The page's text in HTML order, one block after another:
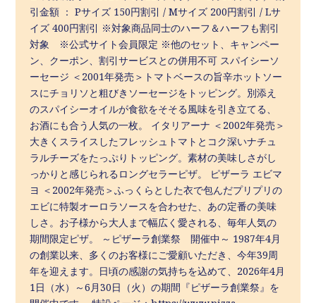
引金額 ： Pサイズ 150円割引 / Mサイズ 200円割引 / Lサ
イズ 400円割引 ※対象商品同士のハーフ＆ハーフも割引
対象 ※公式サイト会員限定 ※他のセット、キャンペー
ン、クーポン、割引サービスとの併用不可 スパイシーソ
ーセージ ＜2001年発売＞トマトベースの旨辛ホットソー
スにチョリソと粗びきソーセージをトッピング。別添え
のスパイシーオイルが食欲をそそる風味を引き立てる、
お酒にも合う人気の一枚。 イタリアーナ ＜2002年発売＞
大きくスライスしたフレッシュトマトとコク深いナチュ
ラルチーズをたっぷりトッピング。素材の美味しさがし
っかりと感じられるロングセラーピザ。 ピザーラ エビマ
ヨ ＜2002年発売＞ふっくらとした衣で包んだプリプリの
エビに特製オーロラソースを合わせた、あの定番の美味
しさ。お子様から大人まで幅広く愛される、毎年人気の
期間限定ピザ。 ～ピザーラ創業祭 開催中～ 1987年4月
の創業以来、多くのお客様にご愛顧いただき、今年39周
年を迎えます。日頃の感謝の気持ちを込めて、2026年4月
1日（水）～6月30日（火）の期間『ピザーラ創業祭』を